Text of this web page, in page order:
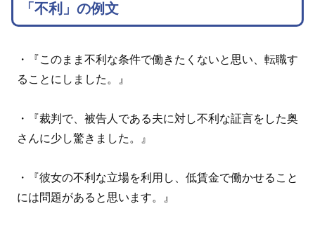
「不利」の例文
・『このまま不利な条件で働きたくないと思い、転職す
ることにしました。』
・『裁判で、被告人である夫に対し不利な証言をした奥
さんに少し驚きました。』
・『彼女の不利な立場を利用し、低賃金で働かせること
には問題があると思います。』